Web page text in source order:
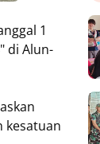
1
di Alun-
kesatuan